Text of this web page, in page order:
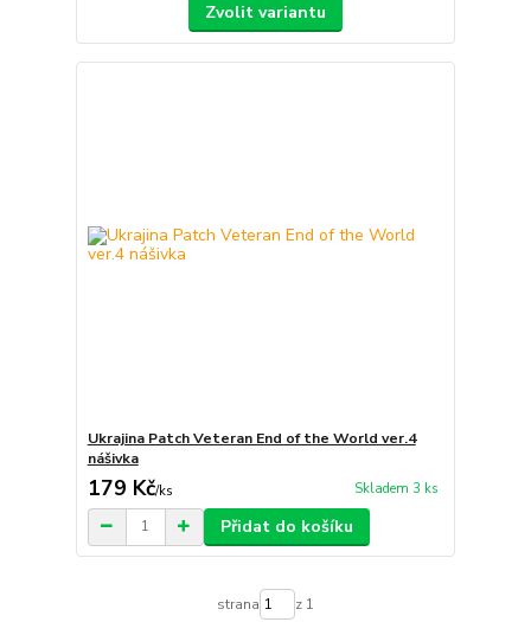
Zvolit variantu
Ukrajina Patch Veteran End of the World ver.4
nášivka
179 Kč/ks Skladem 3 ks
Přidat do košíku
strana z 1